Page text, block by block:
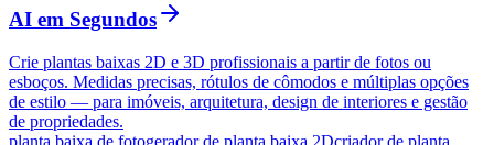
AI em Segundos
Crie plantas baixas 2D e 3D profissionais a partir de fotos ou
esboços. Medidas precisas, rótulos de cômodos e múltiplas opções
de estilo — para imóveis, arquitetura, design de interiores e gestão
de propriedades.
planta baixa de fotogerador de planta baixa 2Dcriador de planta